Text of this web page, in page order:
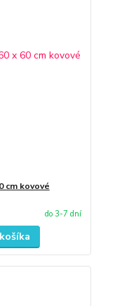
cm kovové
do 3-7 dní